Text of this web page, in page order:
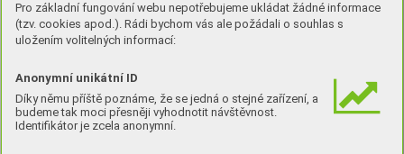
Pro základní fungování webu nepotřebujeme ukládat žádné informace
(tzv. cookies apod.). Rádi bychom vás ale požádali o souhlas s
uložením volitelných informací:
Anonymní unikátní ID
Díky němu příště poznáme, že se jedná o stejné zařízení, a
budeme tak moci přesněji vyhodnotit návštěvnost.
Identifikátor je zcela anonymní.
CHOLESTEROLU A DALŠÍCH TUKŮ NEŽ BĚŽNÁ
MASA A MÁ I NIŽŠÍ ENERGETICKOU HODNOTU.
KRÁLÍKA.